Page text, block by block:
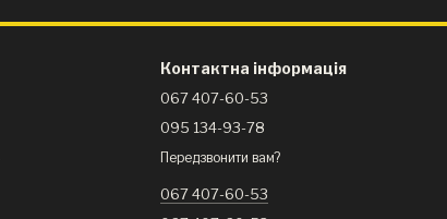
Контактна інформація
067 407-60-53
095 134-93-78
Передзвонити вам?
067 407-60-53